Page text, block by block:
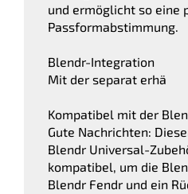
und ermöglicht so eine
Passformabstimmung.
Blendr-Integration
Mit der separat erhä
Kompatibel mit der
Gute Nachrichten:
Blendr Universal-
kompatibel, um die
Blendr Fendr und ein